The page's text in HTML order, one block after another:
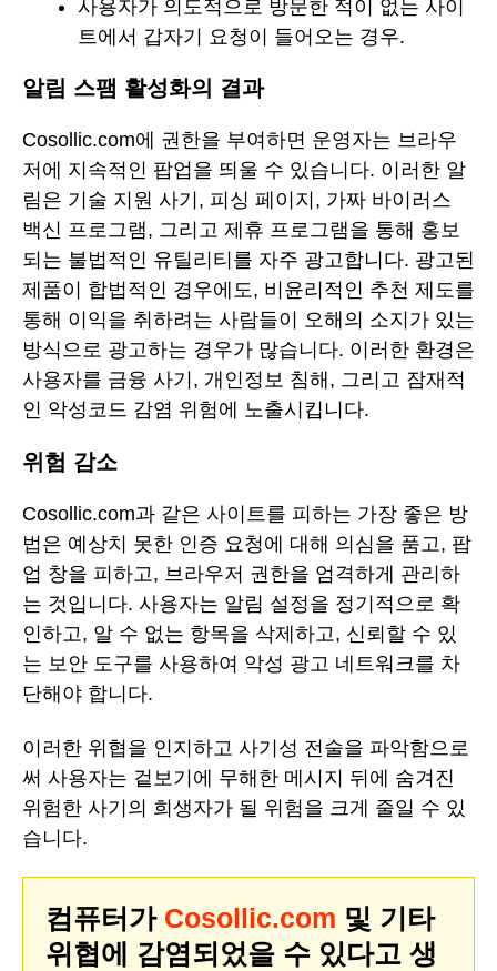
사용자가 의도적으로 방문한 적이 없는 사이
트에서 갑자기 요청이 들어오는 경우.
알림 스팸 활성화의 결과
Cosollic.com에 권한을 부여하면 운영자는 브라우
저에 지속적인 팝업을 띄울 수 있습니다. 이러한 알
림은 기술 지원 사기, 피싱 페이지, 가짜 바이러스
백신 프로그램, 그리고 제휴 프로그램을 통해 홍보
되는 불법적인 유틸리티를 자주 광고합니다. 광고된
제품이 합법적인 경우에도, 비윤리적인 추천 제도를
통해 이익을 취하려는 사람들이 오해의 소지가 있는
방식으로 광고하는 경우가 많습니다. 이러한 환경은
사용자를 금융 사기, 개인정보 침해, 그리고 잠재적
인 악성코드 감염 위험에 노출시킵니다.
위험 감소
Cosollic.com과 같은 사이트를 피하는 가장 좋은 방
법은 예상치 못한 인증 요청에 대해 의심을 품고, 팝
업 창을 피하고, 브라우저 권한을 엄격하게 관리하
는 것입니다. 사용자는 알림 설정을 정기적으로 확
인하고, 알 수 없는 항목을 삭제하고, 신뢰할 수 있
는 보안 도구를 사용하여 악성 광고 네트워크를 차
단해야 합니다.
이러한 위협을 인지하고 사기성 전술을 파악함으로
써 사용자는 겉보기에 무해한 메시지 뒤에 숨겨진
위험한 사기의 희생자가 될 위험을 크게 줄일 수 있
습니다.
컴퓨터가 Cosollic.com 및 기타
위협에 감염되었을 수 있다고 생